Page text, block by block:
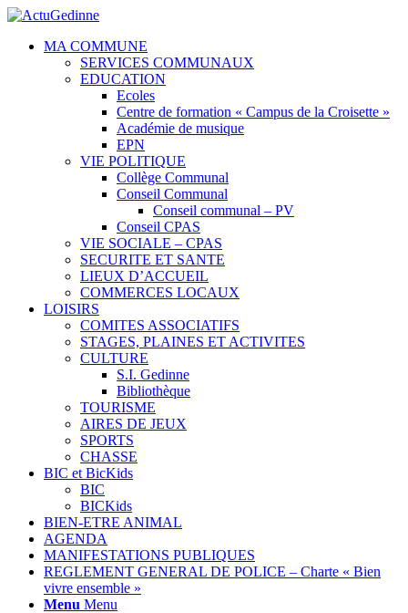
MA COMMUNE
SERVICES COMMUNAUX
EDUCATION
Ecoles
Centre de formation « Campus de la Croisette »
Académie de musique
EPN
VIE POLITIQUE
Collège Communal
Conseil Communal
Conseil communal – PV
Conseil CPAS
VIE SOCIALE – CPAS
SECURITE ET SANTE
LIEUX D’ACCUEIL
COMMERCES LOCAUX
LOISIRS
COMITES ASSOCIATIFS
STAGES, PLAINES ET ACTIVITES
CULTURE
S.I. Gedinne
Bibliothèque
TOURISME
AIRES DE JEUX
SPORTS
CHASSE
BIC et BicKids
BIC
BICKids
BIEN-ETRE ANIMAL
AGENDA
MANIFESTATIONS PUBLIQUES
REGLEMENT GENERAL DE POLICE – Charte « Bien
vivre ensemble »
Menu Menu